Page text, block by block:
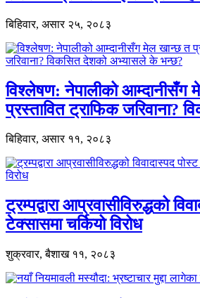
बिहिवार, असार २५, २०८३
विश्लेषण: नेपालीको आम्दानीसँग
प्रस्तावित ट्राफिक जरिवाना?
बिहिवार, असार ११, २०८३
ट्रम्पद्वारा आप्रवासीविरुद्धको
टेक्सासमा चर्कियो विरोध
शुक्रवार, बैशाख ११, २०८३